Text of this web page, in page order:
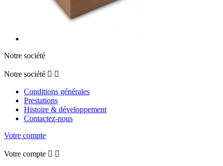
Notre société
Notre société  
Conditions générales
Prestations
Histoire & développement
Contactez-nous
Votre compte
Votre compte  